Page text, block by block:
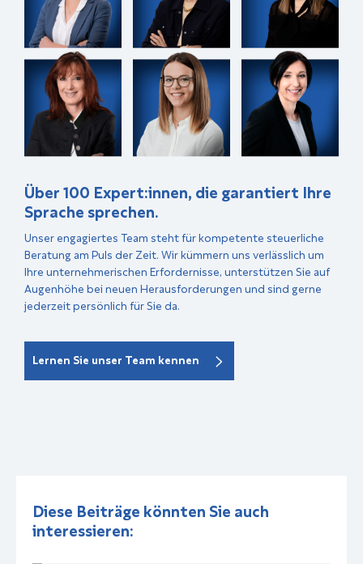
Über 100 Expert:innen, die garantiert Ihre
Sprache sprechen.
Unser engagiertes Team steht für kompetente steuerliche
Beratung am Puls der Zeit. Wir kümmern uns verlässlich um
Ihre unternehmerischen Erfordernisse, unterstützen Sie auf
Augenhöhe bei neuen Herausforderungen und sind gerne
jederzeit persönlich für Sie da.
Lernen Sie unser Team kennen
Diese Beiträge könnten Sie auch
interessieren: